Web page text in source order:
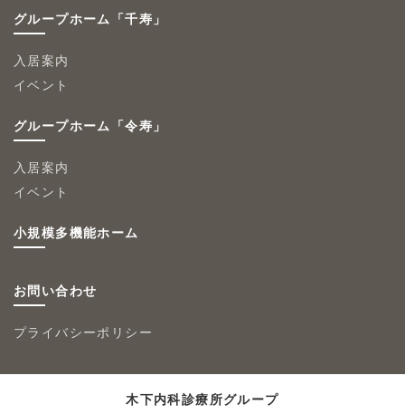
グループホーム「千寿」
入居案内
イベント
グループホーム「令寿」
入居案内
イベント
小規模多機能ホーム
お問い合わせ
プライバシーポリシー
木下内科診療所グループ